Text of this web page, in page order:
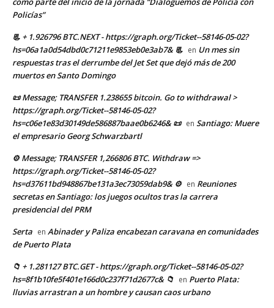
Policías”
📃 + 1.926796 BTC.NEXT - https://graph.org/Ticket--58146-05-02?
hs=06a1a0d54dbd0c71211e9853eb0e3ab7& 📃 en Un mes sin
respuestas tras el derrumbe del Jet Set que dejó más de 200
muertos en Santo Domingo
📜 Message; TRANSFER 1.238655 bitcoin. Go to withdrawal >
https://graph.org/Ticket--58146-05-02?
hs=c06e1e83d30149de586887baae0b6246& 📜 en Santiago: Muere
el empresario Georg Schwarzbartl
⚙ Message; TRANSFER 1,266806 BTC. Withdraw =>
https://graph.org/Ticket--58146-05-02?
hs=d37611bd948867be131a3ec73059dab9& ⚙ en Reuniones
secretas en Santiago: los juegos ocultos tras la carrera
presidencial del PRM
Serta en Abinader y Paliza encabezan caravana en comunidades
de Puerto Plata
📁 + 1.281127 BTC.GET - https://graph.org/Ticket--58146-05-02?
hs=8f1b10fe5f401e166d0c237f71d2677c& 📁 en Puerto Plata:
lluvias arrastran a un hombre y causan caos urbano